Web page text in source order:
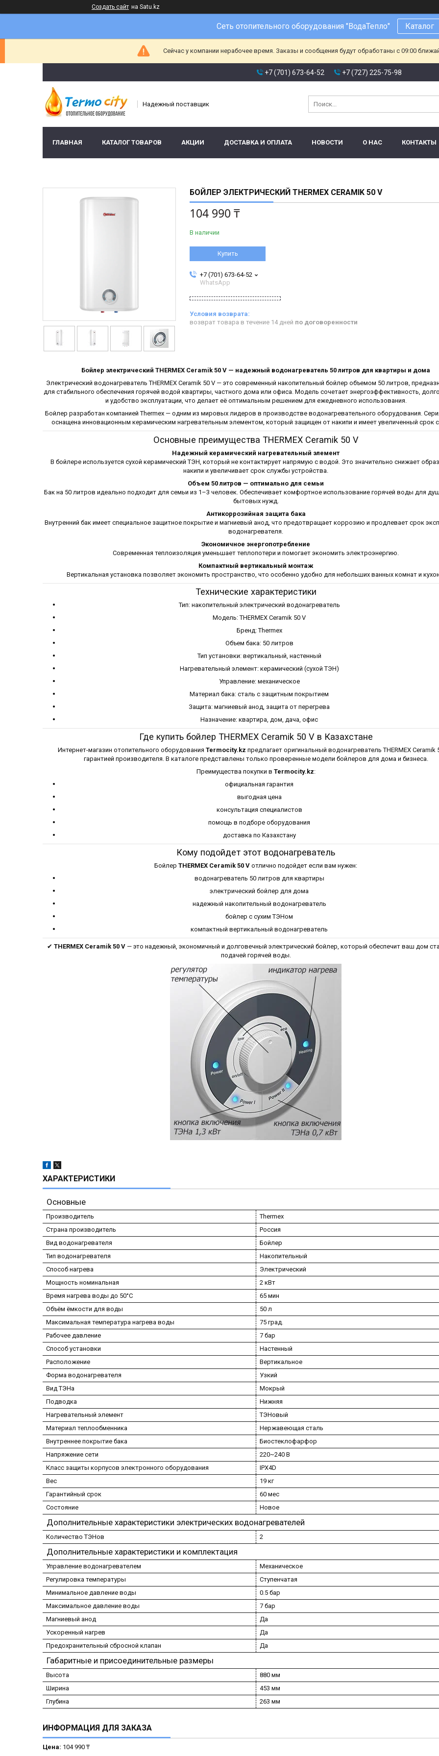
Создать сайт на Satu.kz
Сеть отопительного оборудования "ВодаТепло" Каталог
Сейчас у компании нерабочее время. Заказы и сообщения будут обработаны с 09:00
+7 (701) 673-64-52 +7 (727) 225-75-98
Надежный поставщик
ГЛАВНАЯ КАТАЛОГ ТОВАРОВ АКЦИИ ДОСТАВКА И ОПЛАТА НОВОСТИ О НАС КОНТАКТЫ
БОЙЛЕР ЭЛЕКТРИЧЕСКИЙ THERMEX CERAMIK 50 V
104 990 ₸
В наличии
Купить
+7 (701) 673-64-52
WhatsApp
возврат товара в течение 14 дней по договоренности
Бойлер электрический THERMEX Ceramik 50 V — надежный водонагреватель 50 литров для квартиры и дома
Электрический водонагреватель THERMEX Ceramik 50 V — это современный накопительный бойлер объемом 50 литров,
для стабильного обеспечения горячей водой квартиры, частного дома или офиса. Модель сочетает энергоэффективность,
и удобство эксплуатации, что делает её оптимальным решением для ежедневного использования.
Бойлер разработан компанией Thermex — одним из мировых лидеров в производстве водонагревательного оборудования.
оснащена инновационным керамическим нагревательным элементом, который защищен от накипи и имеет увеличенный срок
Основные преимущества THERMEX Ceramik 50 V
Надежный керамический нагревательный элемент
В бойлере используется сухой керамический ТЭН, который не контактирует напрямую с водой. Это значительно снижает
накипи и увеличивает срок службы устройства.
Объем 50 литров — оптимально для семьи
Бак на 50 литров идеально подходит для семьи из 1–3 человек. Обеспечивает комфортное использование горячей воды для
бытовых нужд.
Антикоррозийная защита бака
Внутренний бак имеет специальное защитное покрытие и магниевый анод, что предотвращает коррозию и продлевает срок
водонагревателя.
Экономичное энергопотребление
Современная теплоизоляция уменьшает теплопотери и помогает экономить электроэнергию.
Компактный вертикальный монтаж
Вертикальная установка позволяет экономить пространство, что особенно удобно для небольших ванных комнат и
Технические характеристики
Тип: накопительный электрический водонагреватель
Модель: THERMEX Ceramik 50 V
Бренд: Thermex
Объем бака: 50 литров
Тип установки: вертикальный, настенный
Нагревательный элемент: керамический (сухой ТЭН)
Управление: механическое
Материал бака: сталь с защитным покрытием
Защита: магниевый анод, защита от перегрева
Назначение: квартира, дом, дача, офис
Где купить бойлер THERMEX Ceramik 50 V в Казахстане
Интернет-магазин отопительного оборудования Termocity.kz предлагает оригинальный водонагреватель THERMEX Ceramik
гарантией производителя. В каталоге представлены только проверенные модели бойлеров для дома и бизнеса.
Преимущества покупки в Termocity.kz:
официальная гарантия
выгодная цена
консультация специалистов
помощь в подборе оборудования
доставка по Казахстану
Кому подойдет этот водонагреватель
Бойлер THERMEX Ceramik 50 V отлично подойдет если вам нужен:
водонагреватель 50 литров для квартиры
электрический бойлер для дома
надежный накопительный водонагреватель
бойлер с сухим ТЭНом
компактный вертикальный водонагреватель
✔ THERMEX Ceramik 50 V— это надежный, экономичный и долговечный электрический бойлер, который обеспечит ваш дом
подачей горячей воды.
ХАРАКТЕРИСТИКИ
Основные
Производитель
Thermex
Страна производитель
Россия
Вид водонагревателя
Бойлер
Тип водонагревателя
Накопительный
Способ нагрева
Электрический
Мощность номинальная
2 кВт
Время нагрева воды до 50°С
65 мин
Объём ёмкости для воды
50 л
Максимальная температура нагрева воды
75 град.
Рабочее давление
7 бар
Способ установки
Настенный
Расположение
Вертикальное
Форма водонагревателя
Узкий
Вид ТЭНа
Мокрый
Подводка
Нижняя
Нагревательный элемент
ТЭНовый
Материал теплообменника
Нержавеющая сталь
Внутреннее покрытие бака
Биостеклофарфор
Напряжение сети
220~240 В
Класс защиты корпусов электронного оборудования
IPX4D
Вес
19 кг
Гарантийный срок
60 мес
Состояние
Новое
Дополнительные характеристики электрических водонагревателей
Количество ТЭНов 2
Дополнительные характеристики и комплектация
Управление водонагревателем
Механическое
Регулировка температуры
Ступенчатая
Минимальное давление воды
0.5 бар
Максимальное давление воды
7 бар
Магниевый анод
Да
Ускоренный нагрев
Да
Предохранительный сбросной клапан
Да
Габаритные и присоединительные размеры
Высота
880 мм
Ширина
453 мм
Глубина
263 мм
ИНФОРМАЦИЯ ДЛЯ ЗАКАЗА
Цена: 104 990 ₸